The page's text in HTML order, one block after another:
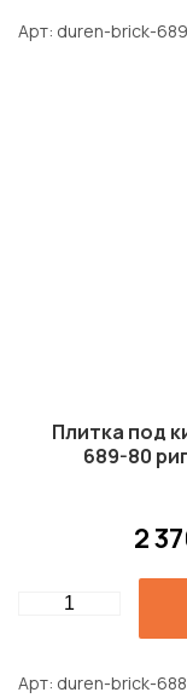
Арт duren-brick-
Плитка под
689-80
2
Quantity
Арт duren-brick-